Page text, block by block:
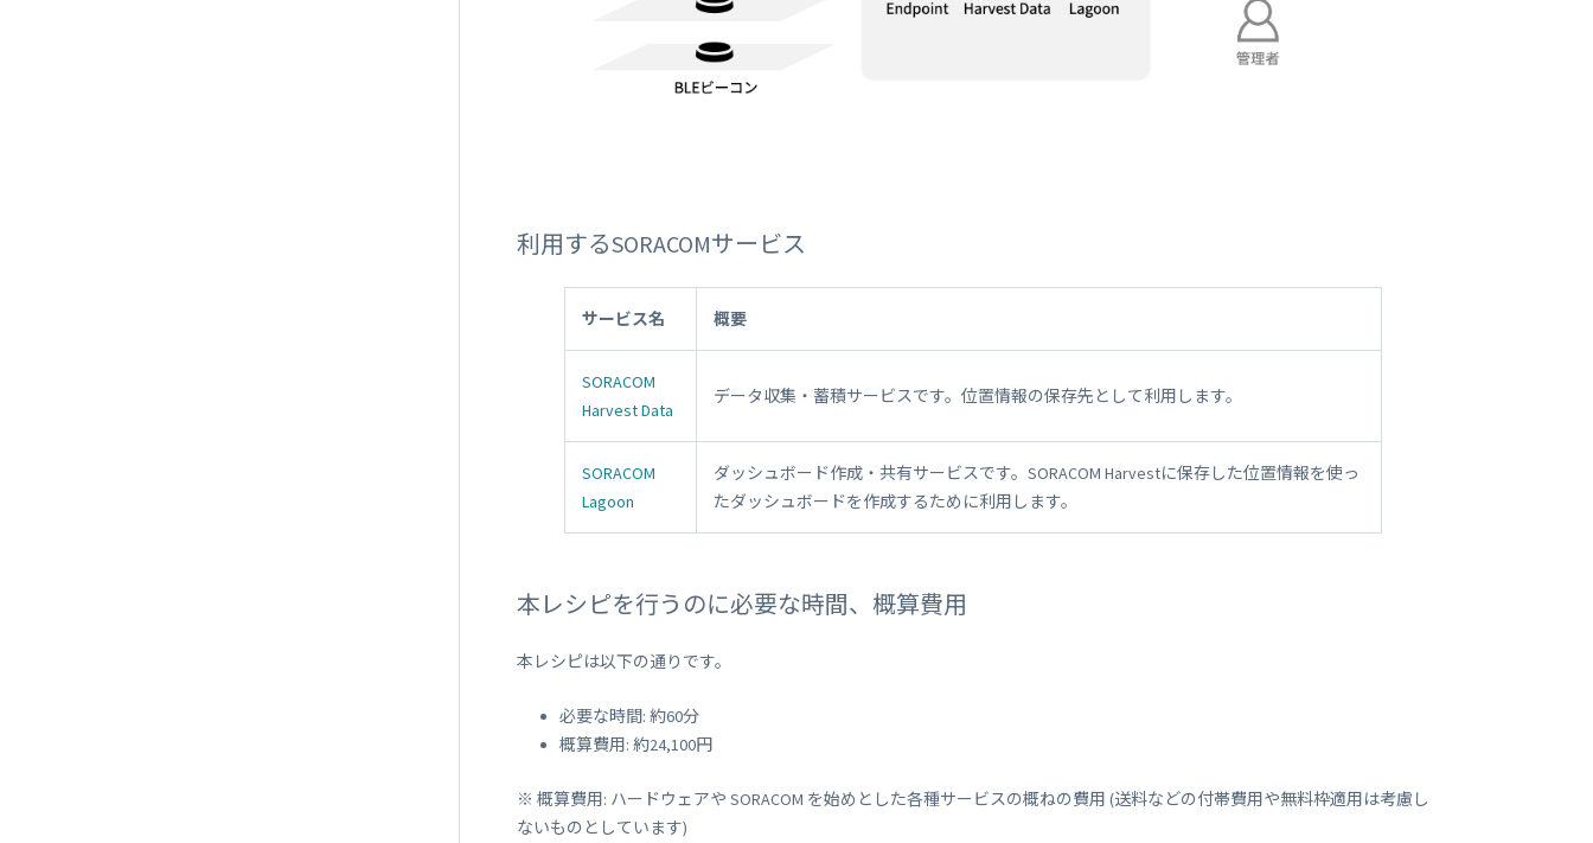
利用するSORACOMサービス
サービス名 概要
SORACOM
Harvest Data
データ収集・蓄積サービスです。位置情報の保存先として利用します。
SORACOM
Lagoon
ダッシュボード作成・共有サービスです。SORACOM Harvestに保存した位置情報を使っ
たダッシュボードを作成するために利用します。
本レシピを行うのに必要な時間、概算費用
本レシピは以下の通りです。
必要な時間: 約60分
概算費用: 約24,100円
※ 概算費用: ハードウェアや SORACOM を始めとした各種サービスの概ねの費用 (送料などの付帯費用や無料枠適用は考慮し
ないものとしています)